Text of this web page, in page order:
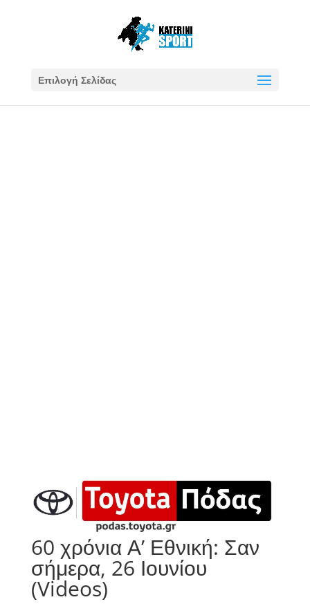
Επιλογή Σελίδας
60 χρόνια Α’ Εθνική: Σαν
σήμερα, 26 Ιουνίου
(Videos)